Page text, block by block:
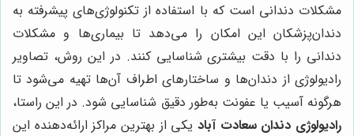
مشکلات دندانی است که با استفاده از تکنولوژی‌های پیشرفته به
دندان‌پزشکان این امکان را می‌دهد تا بیماری‌ها و مشکلات
دندانی را با دقت بیشتری شناسایی کنند. در این روش، تصاویر
رادیولوژی از دندان‌ها و ساختارهای اطراف آن‌ها تهیه می‌شود تا
هرگونه آسیب یا عفونت به‌طور دقیق شناسایی شود. در این راستا،
رادیولوژی دندان سعادت آباد یکی از بهترین مراکز ارائه‌دهنده این